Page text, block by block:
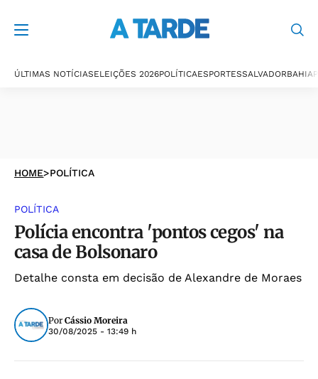
ÚLTIMAS NOTÍCIASELEIÇÕES 2026POLÍTICAESPORTESSALVADORBAHIA
HOME>POLÍTICA
POLÍTICA
Polícia encontra 'pontos cegos' na
casa de Bolsonaro
Detalhe consta em decisão de Alexandre de Moraes
Por Cássio Moreira
30/08/2025 - 13:49 h